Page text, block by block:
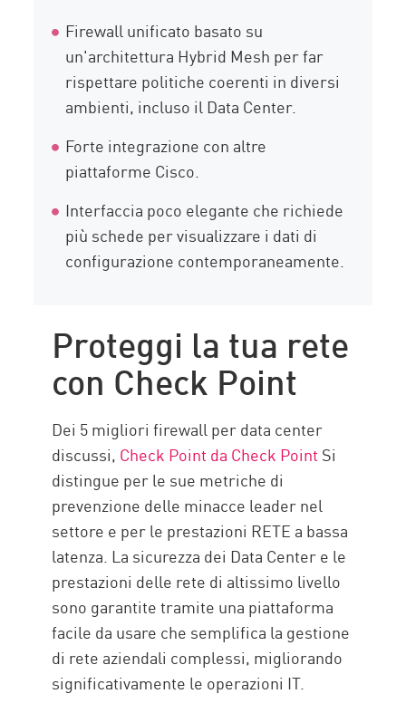
Firewall unificato basato su
un'architettura Hybrid Mesh per far
rispettare politiche coerenti in diversi
ambienti, incluso il Data Center.
Forte integrazione con altre
piattaforme Cisco.
Interfaccia poco elegante che richiede
più schede per visualizzare i dati di
configurazione contemporaneamente.
Proteggi la tua rete
con Check Point
Dei 5 migliori firewall per data center
discussi, Check Point da Check Point Si
distingue per le sue metriche di
prevenzione delle minacce leader nel
settore e per le prestazioni RETE a bassa
latenza. La sicurezza dei Data Center e le
prestazioni delle rete di altissimo livello
sono garantite tramite una piattaforma
facile da usare che semplifica la gestione
di rete aziendali complessi, migliorando
significativamente le operazioni IT.